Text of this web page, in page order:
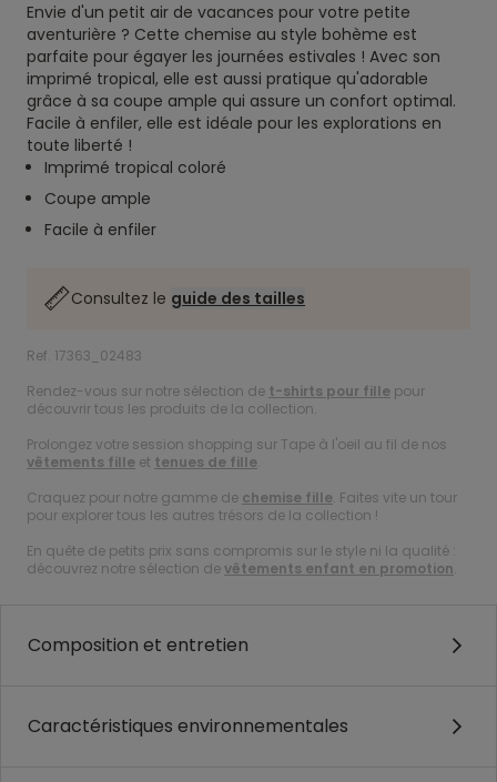
Envie d'un petit air de vacances pour votre petite
aventurière ? Cette chemise au style bohème est
parfaite pour égayer les journées estivales ! Avec son
imprimé tropical, elle est aussi pratique qu'adorable
grâce à sa coupe ample qui assure un confort optimal.
Facile à enfiler, elle est idéale pour les explorations en
toute liberté !
Imprimé tropical coloré
Coupe ample
Facile à enfiler
Consultez le guide des tailles
Ref. 17363_02483
Rendez-vous sur notre sélection de t-shirts pour fille pour
découvrir tous les produits de la collection.
Prolongez votre session shopping sur Tape à l'oeil au fil de nos
vêtements fille et tenues de fille.
Craquez pour notre gamme de chemise fille. Faites vite un tour
pour explorer tous les autres trésors de la collection !
En quête de petits prix sans compromis sur le style ni la qualité :
découvrez notre sélection devêtements enfant en promotion.
Composition et entretien
Caractéristiques environnementales